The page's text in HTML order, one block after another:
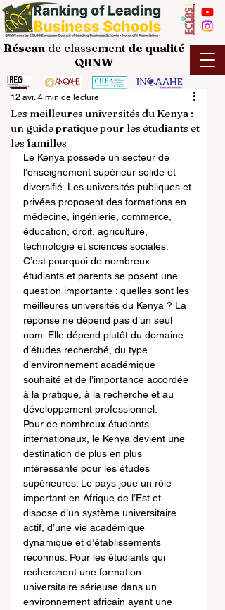
Réseau de classement de qualité
QRNW
Les meilleures universités du Kenya :
un guide pratique pour les étudiants et
les familles
12 avr. 4 min de lecture
Le Kenya possède un secteur de
l’enseignement supérieur solide et
diversifié. Les universités publiques et
privées proposent des formations en
médecine, ingénierie, commerce,
éducation, droit, agriculture,
technologie et sciences sociales.
C’est pourquoi de nombreux
étudiants et parents se posent une
question importante : quelles sont les
meilleures universités du Kenya ? La
réponse ne dépend pas d’un seul
nom. Elle dépend plutôt du domaine
d’études recherché, du type
d’environnement académique
souhaité et de l’importance accordée
à la pratique, à la recherche et au
développement professionnel.
Pour de nombreux étudiants
internationaux, le Kenya devient une
destination de plus en plus
intéressante pour les études
supérieures. Le pays joue un rôle
important en Afrique de l’Est et
dispose d’un système universitaire
actif, d’une vie académique
dynamique et d’établissements
reconnus. Pour les étudiants qui
recherchent une formation
universitaire sérieuse dans un
environnement africain ayant une